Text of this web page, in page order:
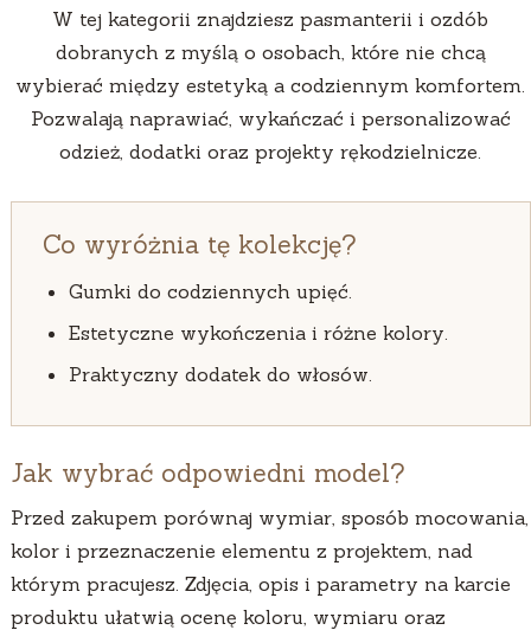
W tej kategorii znajdziesz pasmanterii i ozdób
dobranych z myślą o osobach, które nie chcą
wybierać między estetyką a codziennym komfortem.
Pozwalają naprawiać, wykańczać i personalizować
odzież, dodatki oraz projekty rękodzielnicze.
Co wyróżnia tę kolekcję?
Gumki do codziennych upięć.
Estetyczne wykończenia i różne kolory.
Praktyczny dodatek do włosów.
Jak wybrać odpowiedni model?
Przed zakupem porównaj wymiar, sposób mocowania,
kolor i przeznaczenie elementu z projektem, nad
którym pracujesz. Zdjęcia, opis i parametry na karcie
produktu ułatwią ocenę koloru, wymiaru oraz